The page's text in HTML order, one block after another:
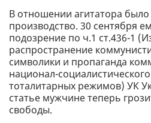
В отношении агитатора
производство. 30 сентября
подозрение по ч.1 ст.436-1
распространение
символики и пропаганда
национал-
тоталитарных режимов) УК
статье мужчине теперь
свободы.